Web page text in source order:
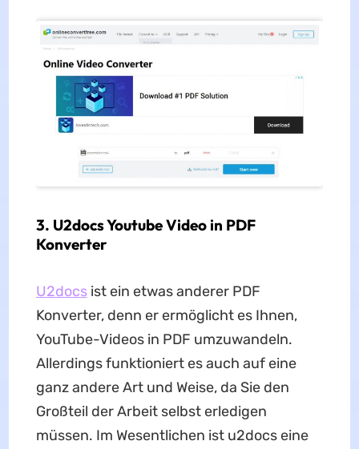
3. U2docs Youtube Video in PDF
Konverter
U2docsist ein etwas anderer PDF
Konverter, denn er ermöglicht es Ihnen,
YouTube-Videos in PDF umzuwandeln.
Allerdings funktioniert es auch auf eine
ganz andere Art und Weise, da Sie den
Großteil der Arbeit selbst erledigen
müssen. Im Wesentlichen ist u2docs eine